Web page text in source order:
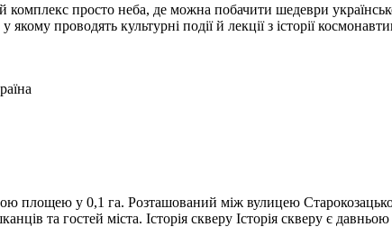
просто неба, де можна побачити шедеври
проводять культурні події й лекції з історії
площею у 0,1 га. Розташований між вулицею
та гостей міста. Історія скверу Історія скверу є давньою